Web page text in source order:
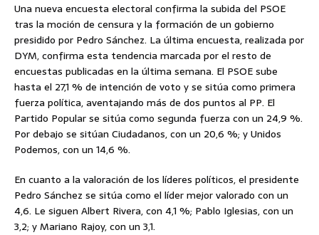
Una nueva encuesta electoral confirma la subida del PSOE
tras la moción de censura y la formación de un gobierno
presidido por Pedro Sánchez. La última encuesta, realizada por
DYM, confirma esta tendencia marcada por el resto de
encuestas publicadas en la última semana. El PSOE sube
hasta el 27,1 % de intención de voto y se sitúa como primera
fuerza política, aventajando más de dos puntos al PP. El
Partido Popular se sitúa como segunda fuerza con un 24,9 %.
Por debajo se sitúan Ciudadanos, con un 20,6 %; y Unidos
Podemos, con un 14,6 %.
En cuanto a la valoración de los líderes políticos, el presidente
Pedro Sánchez se sitúa como el líder mejor valorado con un
4,6. Le siguen Albert Rivera, con 4,1 %; Pablo Iglesias, con un
3,2; y Mariano Rajoy, con un 3,1.